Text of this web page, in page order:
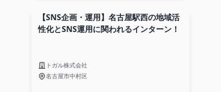
【SNS企画・運用】名古屋駅西の地域活
性化とSNS運用に関われるインターン！
トガル株式会社
名古屋市中村区